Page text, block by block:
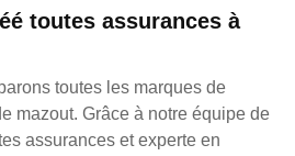
toutes assurances à
toutes les marques de
mazout. Grâce à notre équipe de
assurances et experte en